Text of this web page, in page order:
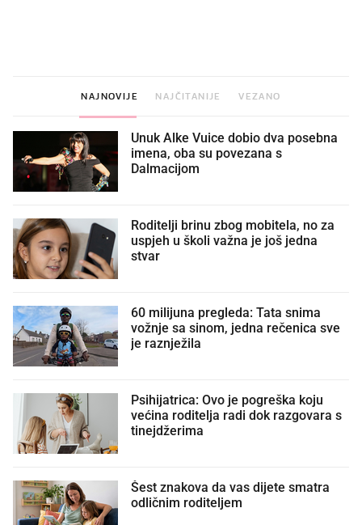
NAJNOVIJE NAJČITANIJE VEZANO
Unuk Alke Vuice dobio dva posebna
imena, oba su povezana s
Dalmacijom
Roditelji brinu zbog mobitela, no za
uspjeh u školi važna je još jedna
stvar
60 milijuna pregleda: Tata snima
vožnje sa sinom, jedna rečenica sve
je raznježila
Psihijatrica: Ovo je pogreška koju
većina roditelja radi dok razgovara s
tinejdžerima
Šest znakova da vas dijete smatra
odličnim roditeljem